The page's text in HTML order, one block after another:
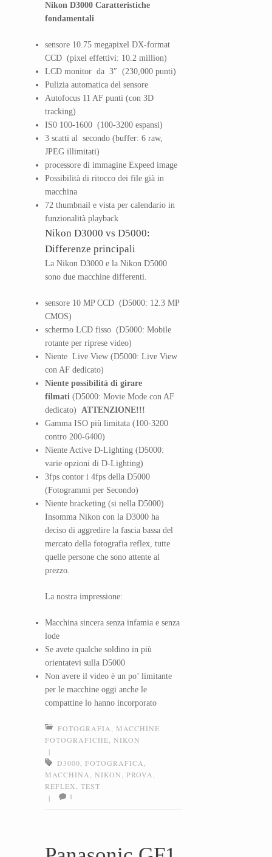
Nikon D3000 Caratteristiche
fondamentali
sensore 10.75 megapixel DX-format
CCD (pixel effettivi: 10.2 million)
LCD monitor da 3″ (230,000 punti)
Pulizia automatica del sensore
Autofocus 11 AF punti (con 3D
tracking)
IS0 100-1600 (100-3200 espansi)
3 scatti al secondo (buffer: 6 raw,
JPEG illimitati)
processore di immagine Expeed image
Possibilità di ritocco dei file già in
macchina
72 thumbnail e vista per calendario in
funzionalità playback
Nikon D3000 vs D5000:
Differenze principali
La Nikon D3000 e la Nikon D5000
sono due macchine differenti.
sensore 10 MP CCD (D5000: 12.3 MP
CMOS)
schermo LCD fisso (D5000: Mobile
rotante per riprese video)
Niente Live View (D5000: Live View
con AF dedicato)
Niente possibilità di girare
filmati (D5000: Movie Mode con AF
dedicato) ATTENZIONE!!!
Gamma ISO più limitata (100-3200
contro 200-6400)
Niente Active D-Lighting (D5000:
varie opzioni di D-Lighting)
3fps contor i 4fps della D5000
(Fotogrammi per Secondo)
Niente bracketing (si nella D5000)
Insomma Nikon con la D3000 ha
deciso di aggredire la fascia bassa del
mercato della fotografia reflex, tutte
quelle persone che sono attente al
prezzo.
La nostra impressione:
Macchina sincera senza infamia e senza
lode
Se avete qualche soldino in più
orientatevi sulla D5000
Non avere il video è un po’ limitante
per le macchine oggi anche le
compattine lo hanno incorporato
FOTOGRAFIA, MACCHINE
FOTOGRAFICHE, NIKON
|
D3000, FOTOGRAFICA,
MACCHINA, NIKON, PROVA,
REFLEX, TEST
|
1